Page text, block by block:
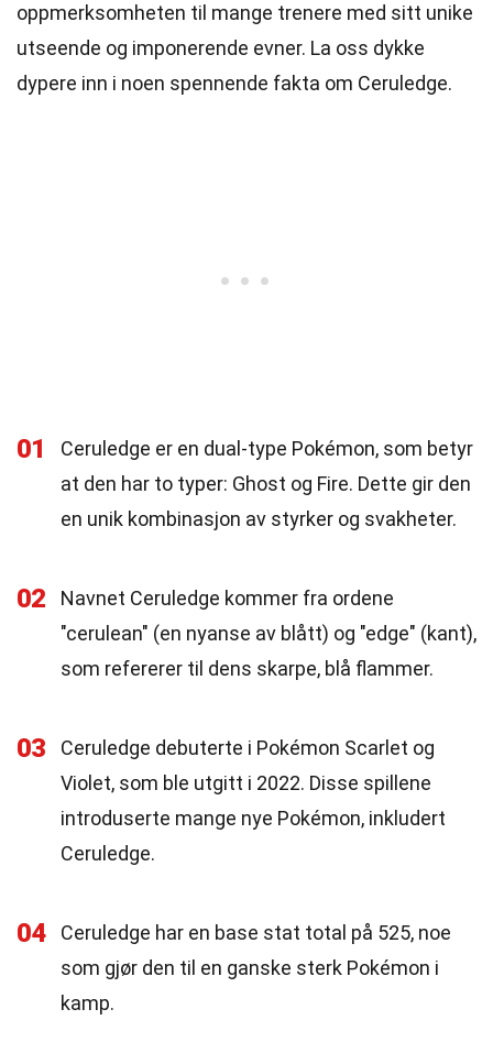
oppmerksomheten til mange trenere med sitt unike
utseende og imponerende evner. La oss dykke
dypere inn i noen spennende fakta om Ceruledge.
01
Ceruledge er en dual-type Pokémon, som betyr
at den har to typer: Ghost og Fire. Dette gir den
en unik kombinasjon av styrker og svakheter.
02
Navnet Ceruledge kommer fra ordene
"cerulean" (en nyanse av blått) og "edge" (kant),
som refererer til dens skarpe, blå flammer.
03
Ceruledge debuterte i Pokémon Scarlet og
Violet, som ble utgitt i 2022. Disse spillene
introduserte mange nye Pokémon, inkludert
Ceruledge.
04
Ceruledge har en base stat total på 525, noe
som gjør den til en ganske sterk Pokémon i
kamp.